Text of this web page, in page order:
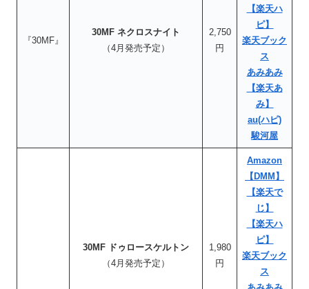
『30MF』
30MF ネクロスナイト
（4月発売予定）
2,750
円
【楽天ハ
ピ】
楽天ブック
ス
あみあみ
【楽天あ
み】
au(ハピ)
駿河屋
30MF ドゥロースケルトン
（4月発売予定）
1,980
円
Amazon
【DMM】
【楽天で
じ】
【楽天ハ
ピ】
楽天ブック
ス